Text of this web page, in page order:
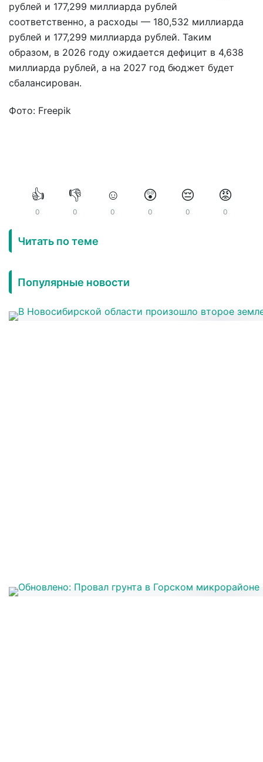
рублей и 177,299 миллиарда рублей
соответственно, а расходы — 180,532 миллиарда
рублей и 177,299 миллиарда рублей. Таким
образом, в 2026 году ожидается дефицит в 4,638
миллиарда рублей, а на 2027 год бюджет будет
сбалансирован.
Фото: Freepik
👍
0
👎
0
☺️
0
😲
0
😔
0
😡
0
Читать по теме
Популярные новости